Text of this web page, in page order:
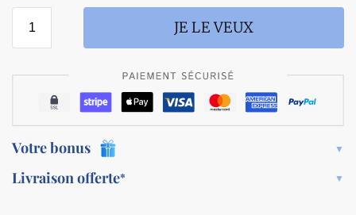
JE LE VEUX
Votre bonus
Livraison offerte*